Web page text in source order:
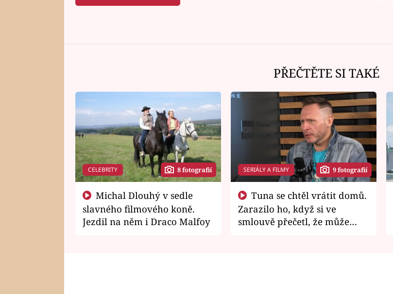
PŘEČTĚTE SI TAKÉ
CELEBRITY 8 fotografií
slavného filmového koně.
Jezdil na něm i Draco Malfoy
SERIÁLY A FILMY 9 fotografií
Zarazilo ho, když si ve
smlouvě přečetl, že může